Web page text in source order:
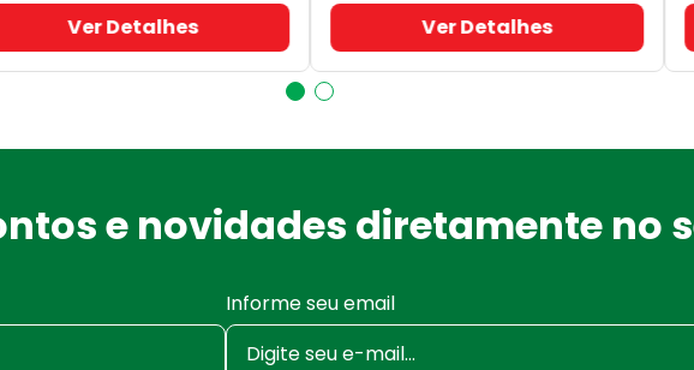
Ver Detalhes Ver Detalhes
e novidades diretamente no
Informe seu email